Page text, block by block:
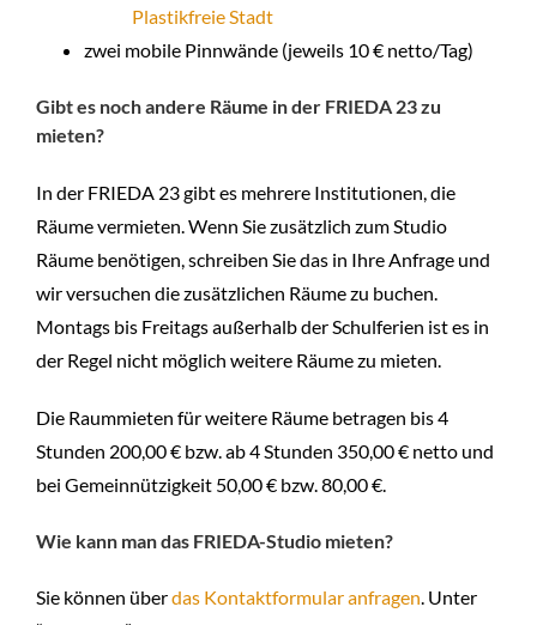
Plastikfreie Stadt
zwei mobile Pinnwände (jeweils 10 € netto/Tag)
Gibt es noch andere Räume in der FRIEDA 23zu
mieten?
In der FRIEDA 23 gibt es mehrere Institutionen, die
Räume vermieten. Wenn Sie zusätzlich zum Studio
Räume benötigen, schreiben Sie das in Ihre Anfrage und
wir versuchen die zusätzlichen Räume zu buchen.
Montags bis Freitags außerhalb der Schulferien ist es in
der Regel nicht möglich weitere Räume zu mieten.
Die Raummieten für weitere Räume betragen bis 4
Stunden 200,00 € bzw. ab 4 Stunden 350,00 € netto und
bei Gemeinnützigkeit 50,00 € bzw. 80,00 €.
Wie kann man das FRIEDA-Studio mieten?
Sie können überdas Kontaktformular anfragen. Unter